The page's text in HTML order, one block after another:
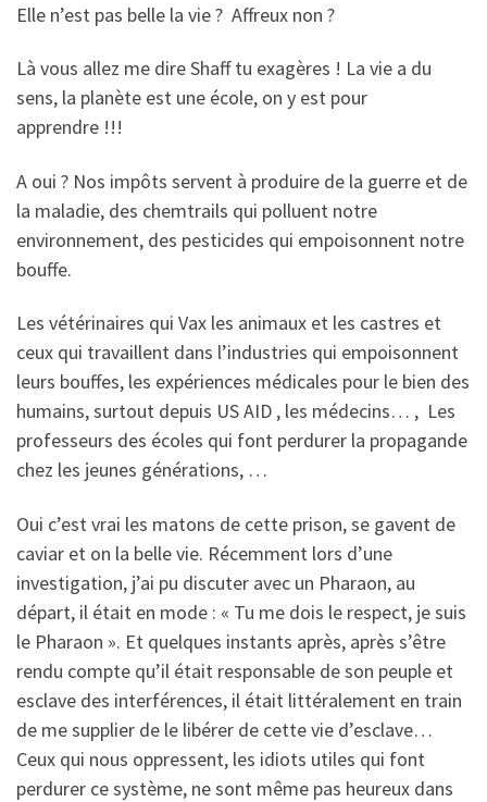
Elle n’est pas belle la vie ? Affreux non ?
Là vous allez me dire Shaff tu exagères ! La vie a du
sens, la planète est une école, on y est pour
apprendre !!!
A oui ? Nos impôts servent à produire de la guerre et de
la maladie, des chemtrails qui polluent notre
environnement, des pesticides qui empoisonnent notre
bouffe.
Les vétérinaires qui Vax les animaux et les castres et
ceux qui travaillent dans l’industries qui empoisonnent
leurs bouffes, les expériences médicales pour le bien des
humains, surtout depuis US AID , les médecins… , Les
professeurs des écoles qui font perdurer la propagande
chez les jeunes générations, …
Oui c’est vrai les matons de cette prison, se gavent de
caviar et on la belle vie. Récemment lors d’une
investigation, j’ai pu discuter avec un Pharaon, au
départ, il était en mode : « Tu me dois le respect, je suis
le Pharaon ». Et quelques instants après, après s’être
rendu compte qu’il était responsable de son peuple et
esclave des interférences, il était littéralement en train
de me supplier de le libérer de cette vie d’esclave…
Ceux qui nous oppressent, les idiots utiles qui font
perdurer ce système, ne sont même pas heureux dans